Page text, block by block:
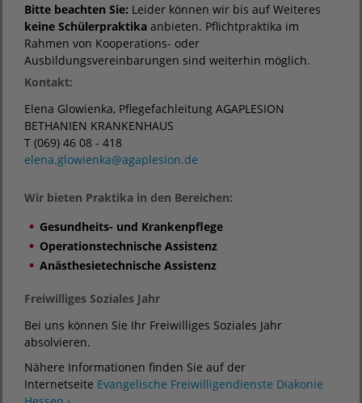
Bitte beachten Sie: Leider können wir bis auf Weiteres
keine Schülerpraktika anbieten. Pflichtpraktika im
Rahmen von Kooperations- oder
Ausbildungsvereinbarungen sind weiterhin möglich.
Kontakt:
Elena Glowienka, Pflegefachleitung AGAPLESION
BETHANIEN KRANKENHAUS
T (069) 46 08 - 418
elena.glowienka@agaplesion.de
Wir bieten Praktika in den Bereichen:
Gesundheits- und Krankenpflege
Operationstechnische Assistenz
Anästhesietechnische Assistenz
Freiwilliges Soziales Jahr
Bei uns können Sie Ihr Freiwilliges Soziales Jahr
absolvieren.
Nähere Informationen finden Sie auf der
Internetseite Evangelische Freiwilligendienste Diakonie